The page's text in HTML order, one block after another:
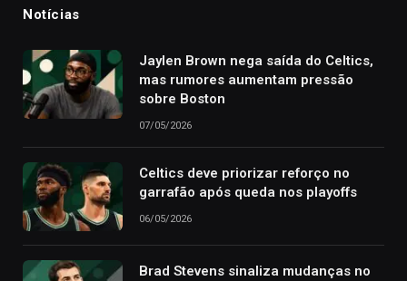
Notícias
Jaylen Brown nega saída do Celtics,
mas rumores aumentam pressão
sobre Boston
07/05/2026
Celtics deve priorizar reforço no
garrafão após queda nos playoffs
06/05/2026
Brad Stevens sinaliza mudanças no